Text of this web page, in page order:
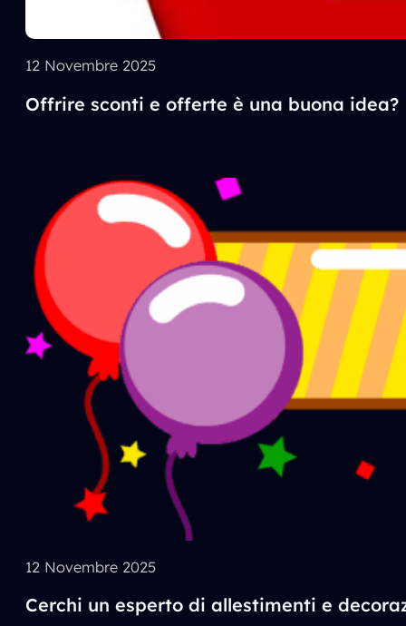
12 Novembre 2025
Offrire sconti e offerte è una buona idea?
12 Novembre 2025
Cerchi un esperto di allestimenti e